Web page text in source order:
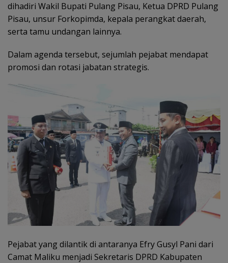
dihadiri Wakil Bupati Pulang Pisau, Ketua DPRD Pulang
Pisau, unsur Forkopimda, kepala perangkat daerah,
serta tamu undangan lainnya.
Dalam agenda tersebut, sejumlah pejabat mendapat
promosi dan rotasi jabatan strategis.
Pejabat yang dilantik di antaranya Efry Gusyl Pani dari
Camat Maliku menjadi Sekretaris DPRD Kabupaten